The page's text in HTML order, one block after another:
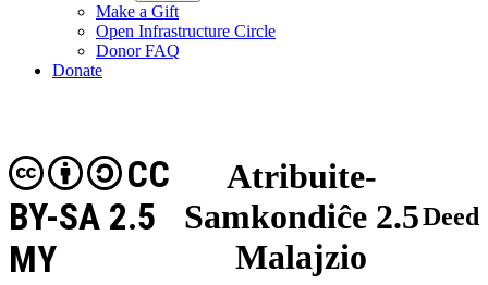
Make a Gift
Open Infrastructure Circle
Donor FAQ
Donate
Atribuite-
Samkondiĉe 2.5
Malajzio
CC
BY-SA 2.5
MY
Deed